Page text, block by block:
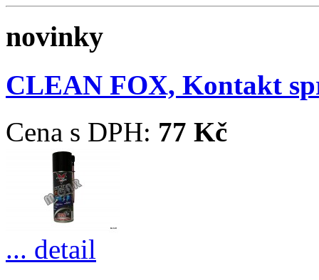
novinky
CLEAN FOX, Kontakt
Cena s DPH: 77 Kč
... detail